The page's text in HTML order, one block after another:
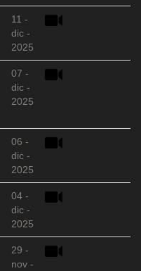
11 -
dic -
2025
07 -
dic -
2025
06 -
dic -
2025
04 -
dic -
2025
29 -
nov -